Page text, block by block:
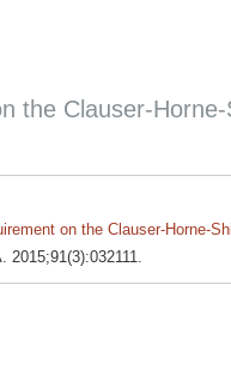
the Clauser-
on the Clauser-Horne-
2015;91(3):032111.